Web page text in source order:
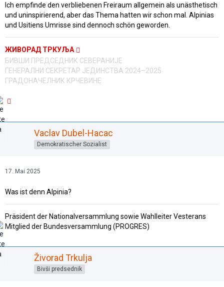
Ich empfinde den verbliebenen Freiraum allgemein als unästhetisch
und uninspirierend, aber das Thema hatten wir schon mal. Alpinias
und Usitiens Umrisse sind dennoch schön geworden.
ЖИВОРАД ТРКУЉА
БИВШИ ПРЕДСЕДНИК СЕВЕРАНИЈЕ
ГЕНЕРАЛНИ СЕКРЕТАР ЈЕДИНСТВА 2024–2025
ГРАДОНАЧЕЛНИК КРЧЕВИНЕ
Vaclav Dubel-Hacac
Demokratischer Sozialist
17. Mai 2025
Was ist denn Alpinia?
Präsident der Nationalversammlung sowie Wahlleiter Vesterans
Mitglied der Bundesversammlung (PROGRES)
Živorad Trkulja
Bivši predsednik